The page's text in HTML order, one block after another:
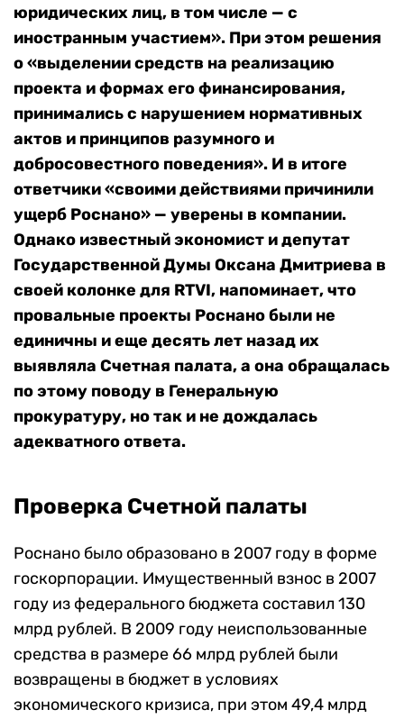
юридических лиц, в том числе — с
иностранным участием». При этом решения
о «выделении средств на реализацию
проекта и формах его финансирования,
принимались с нарушением нормативных
актов и принципов разумного и
добросовестного поведения». И в итоге
ответчики «своими действиями причинили
ущерб Роснано» — уверены в компании.
Однако известный экономист и депутат
Государственной Думы Оксана Дмитриева в
своей колонке для RTVI, напоминает, что
провальные проекты Роснано были не
единичны и еще десять лет назад их
выявляла Счетная палата, а она обращалась
по этому поводу в Генеральную
прокуратуру, но так и не дождалась
адекватного ответа.
Проверка Счетной палаты
Роснано было образовано в 2007 году в форме
госкорпорации. Имущественный взнос в 2007
году из федерального бюджета составил 130
млрд рублей. В 2009 году неиспользованные
средства в размере 66 млрд рублей были
возвращены в бюджет в условиях
экономического кризиса, при этом 49,4 млрд